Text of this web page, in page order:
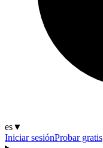
es▼
Iniciar sesiónProbar gratis